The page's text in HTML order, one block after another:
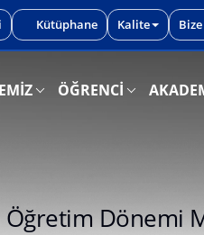
ÖĞRENCİ
Kütüphane Kalite
Dönemi